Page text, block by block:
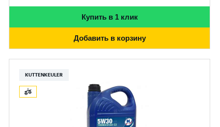
Купить в 1 клик
Добавить в корзину
KUTTENKEULER